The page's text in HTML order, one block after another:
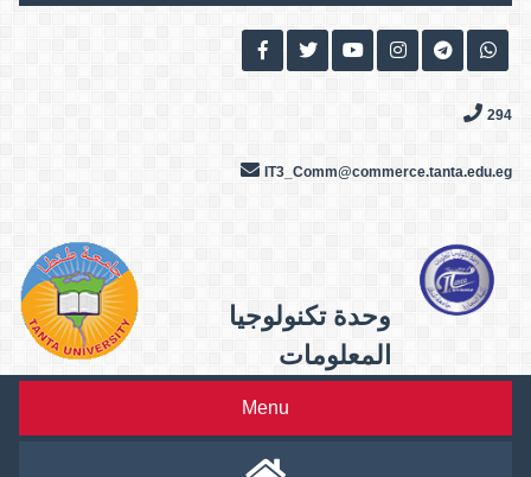
content
294
IT3_Comm@commerce.tanta.edu.eg
وحدة تكنولوجيا
المعلومات
Menu